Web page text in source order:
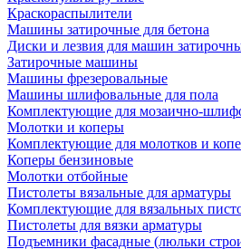
Краскораспылители
Машины затирочные для бетона
Диски и лезвия для машин
Затирочные машины
Машины фрезеровальные
Машины шлифовальные для пола
Комплектующие для мозаично-
Молотки и коперы
Комплектующие для молотков и
Коперы бензиновые
Молотки отбойные
Пистолеты вязальные для арматуры
Комплектующие для вязальных
Пистолеты для вязки арматуры
Подъемники фасадные (люльки